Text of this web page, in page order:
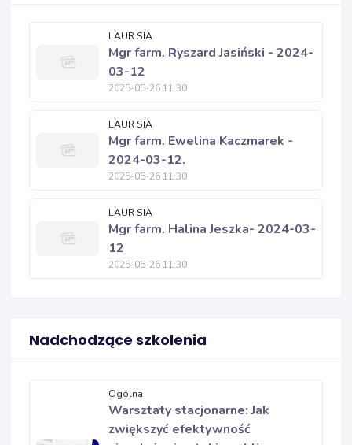
LAUR SIA
Mgr farm. Ryszard Jasiński - 2024-
03-12
2025-05-26 11:30
LAUR SIA
Mgr farm. Ewelina Kaczmarek -
2024-03-12.
2025-05-26 11:30
LAUR SIA
Mgr farm. Halina Jeszka- 2024-03-
12
2025-05-26 11:30
Nadchodzące szkolenia
Ogólna
Warsztaty stacjonarne: Jak
zwiększyć efektywność